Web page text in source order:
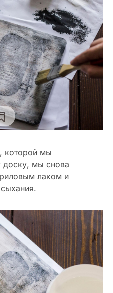
которой мы
доску, мы снова
лаком и